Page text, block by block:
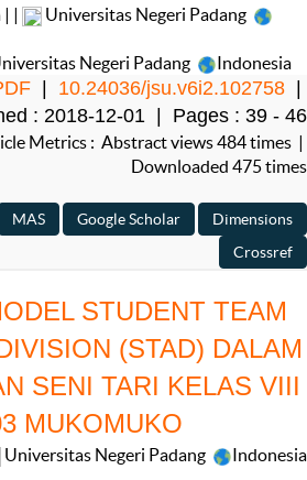
|
Universitas Negeri Padang
Negeri Padang Indonesia
10.24036/jsu.v6i2.102758
: 2018-12-01 | Pages : 39 - 46
Metrics : Abstract views 484 times |
Downloaded 475 times
STUDENT TEAM
(STAD) DALAM
SENI TARI KELAS VIII
MUKOMUKO
Universitas Negeri Padang
Indonesia